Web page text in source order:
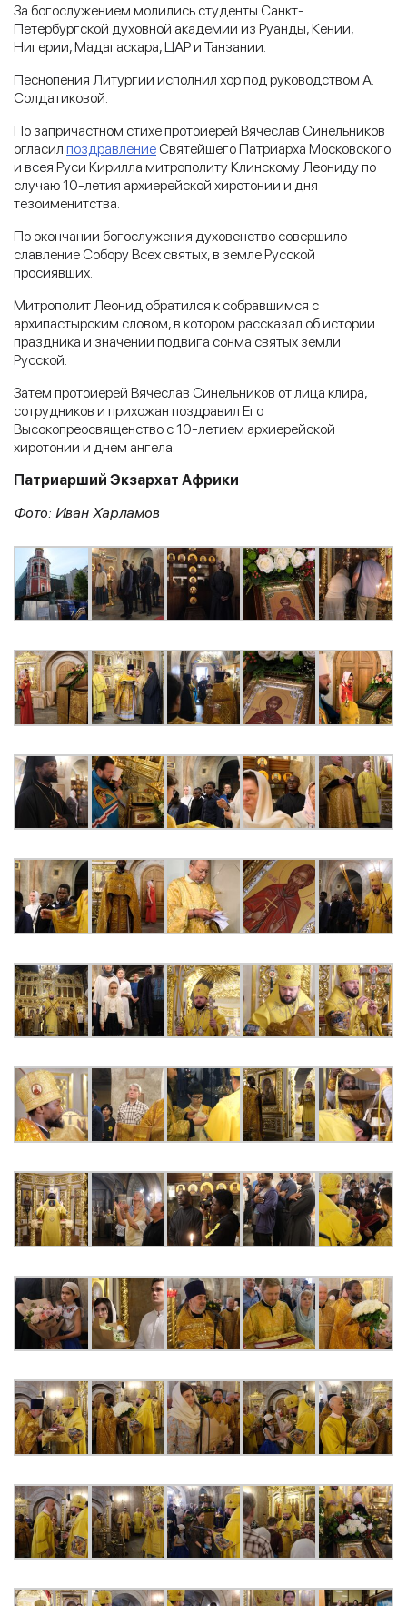
За богослужением молились студенты Санкт-
Петербургской духовной академии из Руанды, Кении,
Нигерии, Мадагаскара, ЦАР и Танзании.
Песнопения Литургии исполнил хор под руководством А.
Солдатиковой.
По запричастном стихе протоиерей Вячеслав Синельников
огласил поздравление Святейшего Патриарха Московского
и всея Руси Кирилла митрополиту Клинскому Леониду по
случаю 10-летия архиерейской хиротонии и дня
тезоименитства.
По окончании богослужения духовенство совершило
славление Собору Всех святых, в земле Русской
просиявших.
Митрополит Леонид обратился к собравшимся с
архипастырским словом, в котором рассказал об истории
праздника и значении подвига сонма святых земли
Русской.
Затем протоиерей Вячеслав Синельников от лица клира,
сотрудников и прихожан поздравил Его
Высокопреосвященство с 10-летием архиерейской
хиротонии и днем ангела.
Патриарший Экзархат Африки
Фото: Иван Харламов